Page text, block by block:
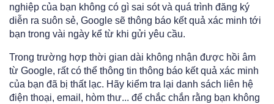
nghiệp của bạn không có gì sai sót và quá trình đăng ký
diễn ra suôn sẻ, Google sẽ thông báo kết quả xác minh tới
bạn trong vài ngày kể từ khi gửi yêu cầu.
Trong trường hợp thời gian dài không nhận được hồi âm
từ Google, rất có thể thông tin thông báo kết quả xác minh
của bạn đã bị thất lạc. Hãy kiểm tra lại danh sách liên hệ
điện thoại, email, hòm thư... để chắc chắn rằng bạn không